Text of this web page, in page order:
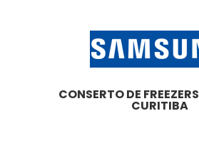
CONSERTO DE FREEZERS
CURITIBA